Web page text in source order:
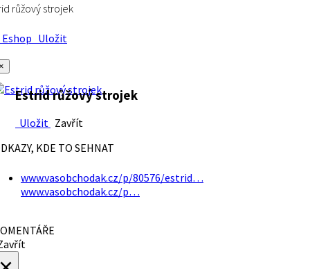
růžový strojek
Uložit
Estrid růžový strojek
Uložit Zavřít
KDE TO SEHNAT
www.vasobchodak.cz/p/80576/estrid…
www.vasobchodak.cz/p…